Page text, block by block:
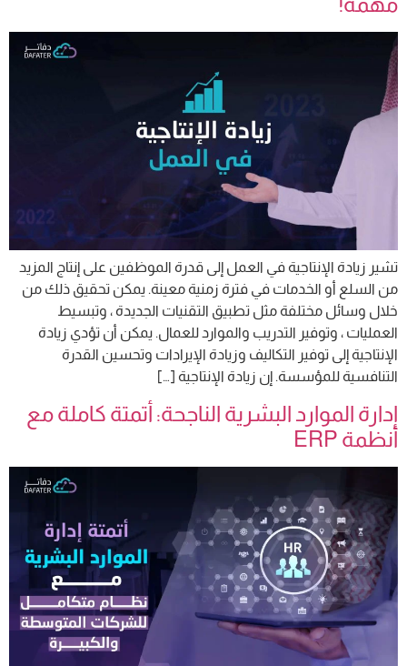
تشير زيادة الإنتاجية في العمل إلى قدرة الموظفين على إنتاج المزيد
من السلع أو الخدمات في فترة زمنية معينة. يمكن تحقيق ذلك من
خلال وسائل مختلفة مثل تطبيق التقنيات الجديدة ، وتبسيط
العمليات ، وتوفير التدريب والموارد للعمال. يمكن أن تؤدي زيادة
الإنتاجية إلى توفير التكاليف وزيادة الإيرادات وتحسين القدرة
التنافسية للمؤسسة. إن زيادة الإنتاجية […]
إدارة الموارد البشرية الناجحة: أتمتة كاملة مع
أنظمة ERP